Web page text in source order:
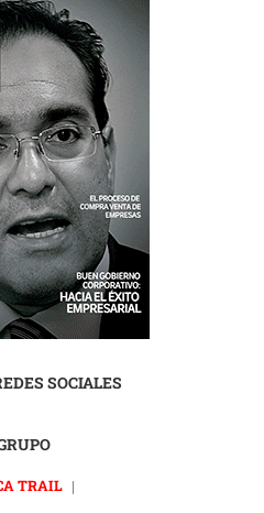
SOCIALES
TRAIL |